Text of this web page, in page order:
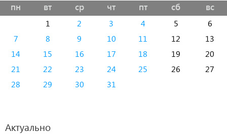
пн вт ср чт пт сб вс
1 2 3 4 5
6
7
8 9 10 11 12
13
14
15 16 17 18 19
20
21
22 23 24 25 26
27
28
29 30 31
Актуально